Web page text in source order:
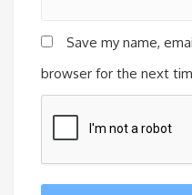
Save my name,
browser for the next